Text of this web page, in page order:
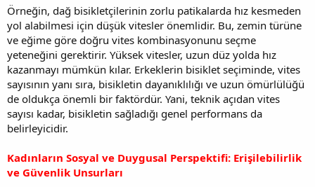
Örneğin, dağ bisikletçilerinin zorlu patikalarda hız kesmeden
yol alabilmesi için düşük vitesler önemlidir. Bu, zemin türüne
ve eğime göre doğru vites kombinasyonunu seçme
yeteneğini gerektirir. Yüksek vitesler, uzun düz yolda hız
kazanmayı mümkün kılar. Erkeklerin bisiklet seçiminde, vites
sayısının yanı sıra, bisikletin dayanıklılığı ve uzun ömürlülüğü
de oldukça önemli bir faktördür. Yani, teknik açıdan vites
sayısı kadar, bisikletin sağladığı genel performans da
belirleyicidir.
Kadınların Sosyal ve Duygusal Perspektifi: Erişilebilirlik
ve Güvenlik Unsurları